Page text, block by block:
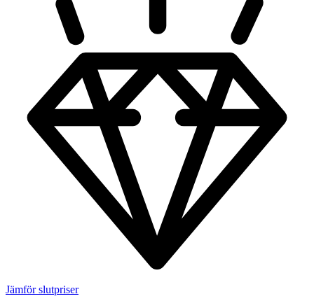
Jämför slutpriser